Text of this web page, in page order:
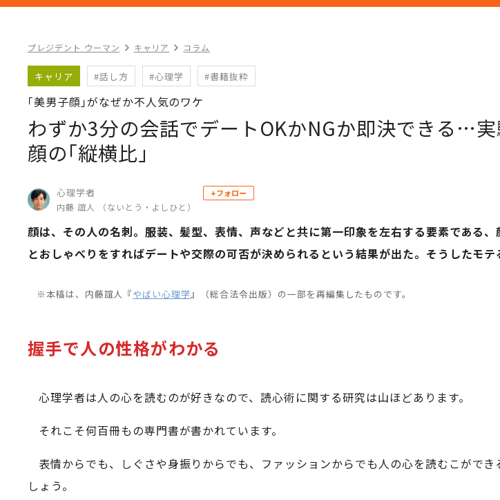
プレジデント ウーマン キャリア コラム
キャリア #話し方 #心理学 #書籍抜粋
｢美男子顔｣がなぜか不人気のワケ
わずか3分の会話でデートOKかNGか即決できる…
顔の｢縦横比｣
心理学者
内藤 誼人 （ないとう・よしひと）
+フォロー
顔は、その人の名刺。服装、髪型、表情、声などと共に第一印象を左右する要素である
とおしゃべりをすればデートや交際の可否が決められるという結果が出た。そうしたモテ
※本稿は、内藤誼人『やばい心理学』（総合法令出版）の一部を再編集したものです。
握手で人の性格がわかる
心理学者は人の心を読むのが好きなので、読心術に関する研究は山ほどあります。
それこそ何百冊もの専門書が書かれています。
表情からでも、しぐさや身振りからでも、ファッションからでも人の心を読むこがで
しょう。